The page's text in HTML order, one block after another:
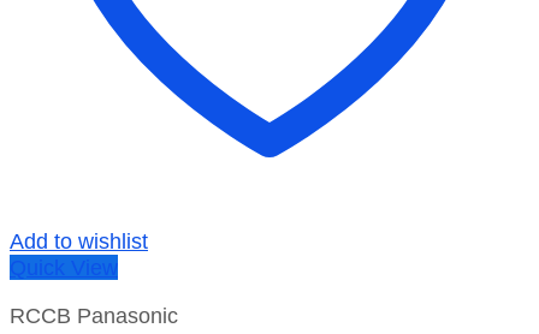
Add to wishlist
Quick View
RCCB Panasonic